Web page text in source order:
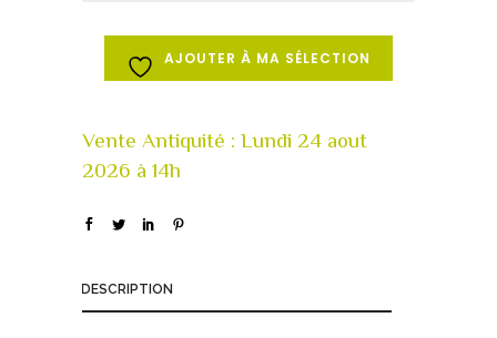
AJOUTER À MA SÉLECTION
DESCRIPTION